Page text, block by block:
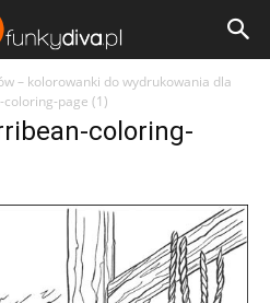
– kolorowanki do wydrukowania dla
page (1)
coloring-